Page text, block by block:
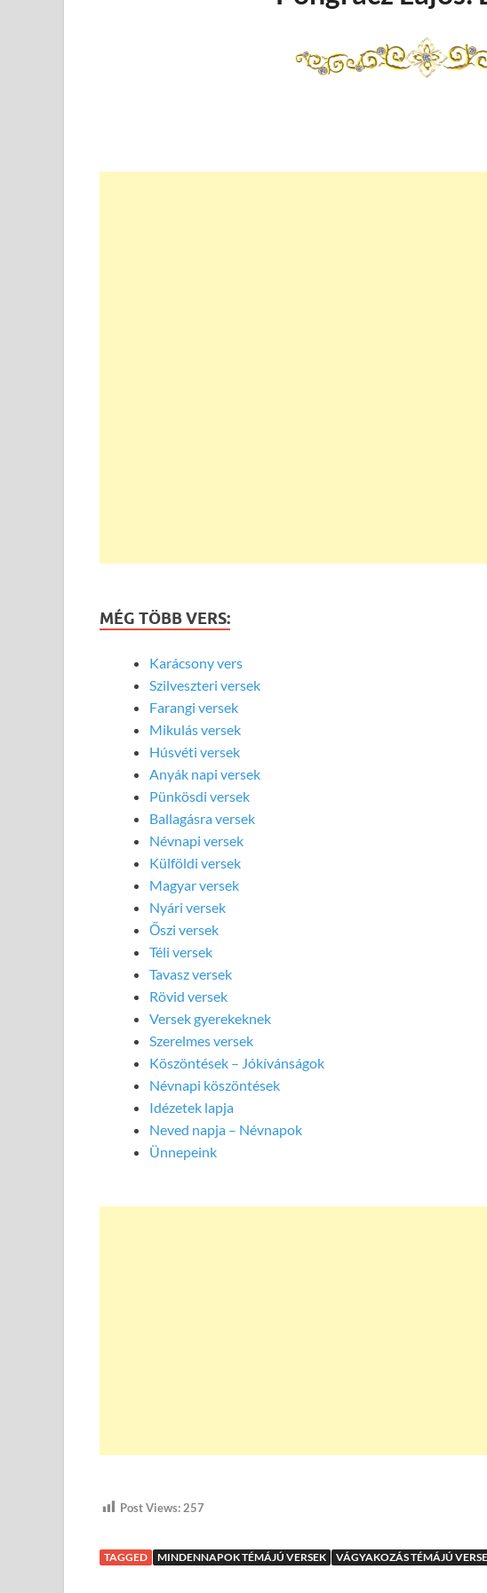
MÉG TÖBB VERS:
Karácsony vers
Szilveszteri versek
Farangi versek
Mikulás versek
Húsvéti versek
Anyák napi versek
Pünkösdi versek
Ballagásra versek
Névnapi versek
Külföldi versek
Magyar versek
Nyári versek
Őszi versek
Téli versek
Tavasz versek
Rövid versek
Versek gyerekeknek
Szerelmes versek
Köszöntések – Jókívánságok
Névnapi köszöntések
Idézetek lapja
Neved napja – Névnapok
Ünnepeink
Post Views: 257
TAGGED MINDENNAPOK TÉMÁJÚ VERSEK VÁGYAKOZÁS TÉMÁJÚ